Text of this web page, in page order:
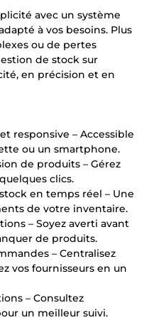
avec un système
à vos besoins. Plus
ou de pertes
de stock sur
en précision et en
responsive – Accessible
ou un smartphone.
de produits – Gérez
clics.
en temps réel – Une
de votre inventaire.
– Soyez averti avant
de produits.
– Centralisez
vos fournisseurs en un
– Consultez
un meilleur suivi.